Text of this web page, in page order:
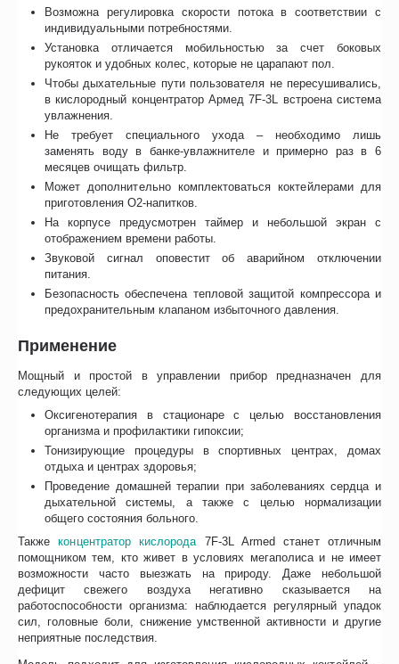
Возможна регулировка скорости потока в соответствии с
индивидуальными потребностями.
Установка отличается мобильностью за счет боковых
рукояток и удобных колес, которые не царапают пол.
Чтобы дыхательные пути пользователя не пересушивались,
в кислородный концентратор Армед 7F-3L встроена система
увлажнения.
Не требует специального ухода – необходимо лишь
заменять воду в банке-увлажнителе и примерно раз в 6
месяцев очищать фильтр.
Может дополнительно комплектоваться коктейлерами для
приготовления O2-напитков.
На корпусе предусмотрен таймер и небольшой экран с
отображением времени работы.
Звуковой сигнал оповестит об аварийном отключении
питания.
Безопасность обеспечена тепловой защитой компрессора и
предохранительным клапаном избыточного давления.
Применение
Мощный и простой в управлении прибор предназначен для
следующих целей:
Оксигенотерапия в стационаре с целью восстановления
организма и профилактики гипоксии;
Тонизирующие процедуры в спортивных центрах, домах
отдыха и центрах здоровья;
Проведение домашней терапии при заболеваниях сердца и
дыхательной системы, а также с целью нормализации
общего состояния больного.
Такжеконцентратор кислорода7F-3L Armed станет отличным
помощником тем, кто живет в условиях мегаполиса и не имеет
возможности часто выезжать на природу. Даже небольшой
дефицит свежего воздуха негативно сказывается на
работоспособности организма: наблюдается регулярный упадок
сил, головные боли, снижение умственной активности и другие
неприятные последствия.